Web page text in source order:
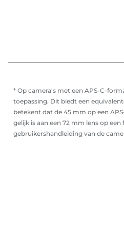
* Op camera's met een APS-C-
toepassing. Dit biedt een
betekent dat de 45 mm op een
gelijk is aan een 72 mm lens op
gebruikershandleiding van de